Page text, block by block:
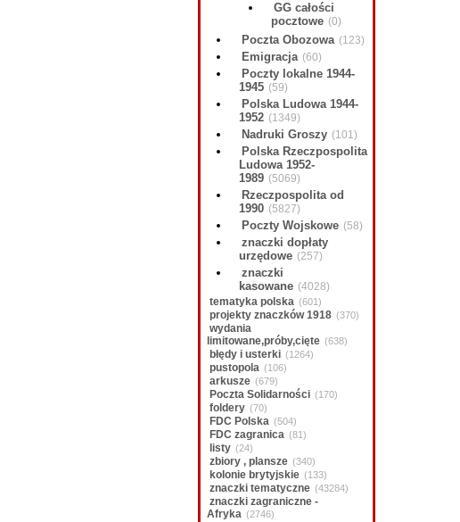
GG całości
pocztowe (0)
Poczta Obozowa (123)
Emigracja (60)
Poczty lokalne 1944-
1945 (59)
Polska Ludowa 1944-
1952 (1349)
Nadruki Groszy (101)
Polska Rzeczpospolita
Ludowa 1952-
1989 (5069)
Rzeczpospolita od
1990 (5827)
Poczty Wojskowe (58)
znaczki dopłaty
urzędowe (257)
znaczki
kasowane (4028)
tematyka polska (601)
projekty znaczków 1918 (370)
wydania
limitowane,próby,cięte (638)
błędy i usterki (1264)
pustopola (106)
arkusze (679)
Poczta Solidarności (170)
foldery (70)
FDC Polska (504)
FDC zagranica (81)
listy (24)
zbiory , plansze (340)
kolonie brytyjskie (133)
znaczki tematyczne (43284)
znaczki zagraniczne -
Afryka (2746)